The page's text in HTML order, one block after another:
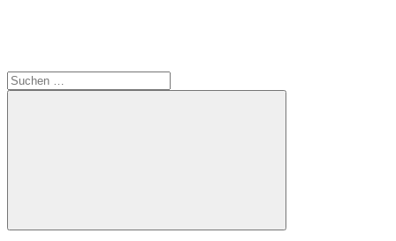
Suchen
nach:
Suchen